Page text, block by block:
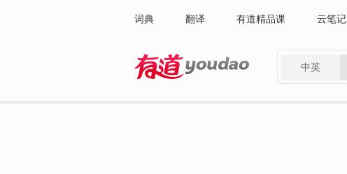
词典 翻译 有道精品课 云笔记
中英